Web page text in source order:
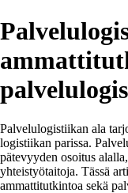
Palvelulogistiikan ala
logistiikan parissa.
pätevyyden osoitus
yhteistyötaitoja. Tässä
ammattitutkintoa sekä